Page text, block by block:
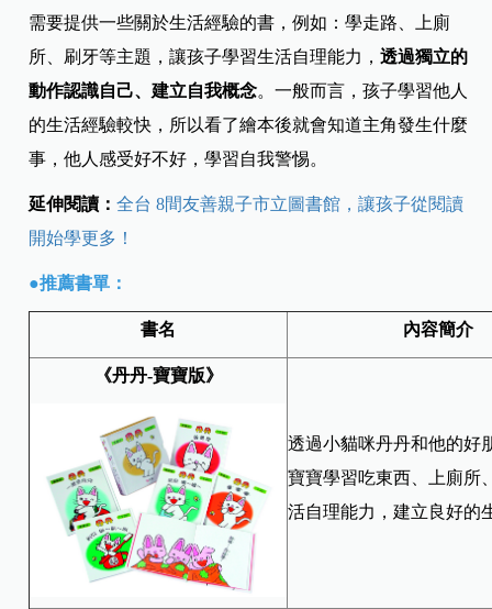
需要提供一些關於生活經驗的書，例如：學走路、上廁
所、刷牙等主題，讓孩子學習生活自理能力，透過獨立的
動作認識自己、建立自我概念。一般而言，孩子學習他人
的生活經驗較快，所以看了繪本後就會知道主角發生什麼
事，他人感受好不好，學習自我警惕。
延伸閱讀：全台 8間友善親子市立圖書館，讓孩子從閱讀
開始學更多！
●推薦書單：
書名 內容簡介
《丹丹-寶寶版》
透過小貓咪丹丹和他的好
寶寶學習吃東西、上廁所
活自理能力，建立良好的